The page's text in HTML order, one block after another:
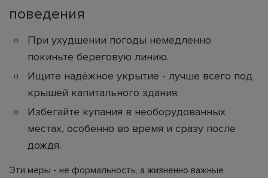
поведения
При ухудшении погоды немедленно
покиньте береговую линию.
Ищите надёжное укрытие - лучше всего под
крышей капитального здания.
Избегайте купания в необорудованных
местах, особенно во время и сразу после
дождя.
Эти меры - не формальность, а жизненно важные